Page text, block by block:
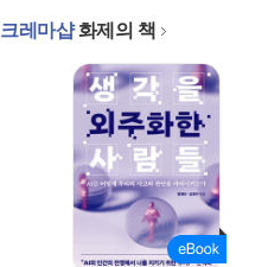
크레마샵화제의 책